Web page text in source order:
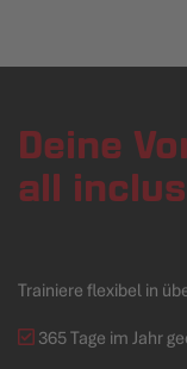
Deine
all
Trainiere flexibel in
365 Tage im Jahr